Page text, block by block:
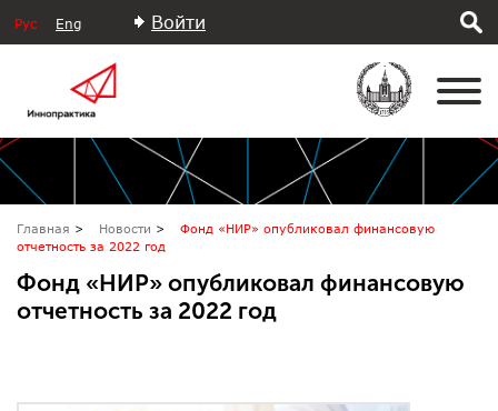
Рус Eng Войти
Главная Новости
Фонд «НИР» опубликовал финансовую
отчетность за 2022 год
Фонд «НИР» опубликовал финансовую
отчетность за 2022 год